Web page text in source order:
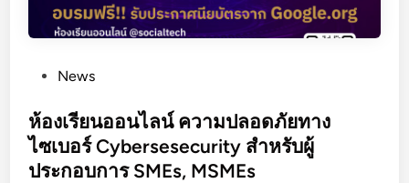
s
t
e
News
ห้องเรียนออนไลน์ ความปลอดภัยทาง
ไซเบอร์ Cybersesecurity สำหรับผู้
ประกอบการ SMEs, MSMEs